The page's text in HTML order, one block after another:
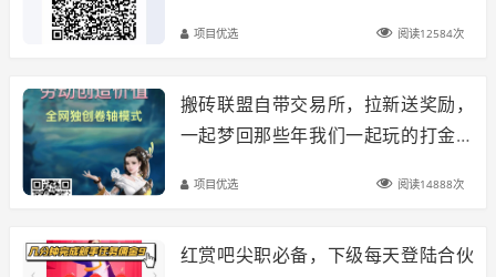
项目优选 阅读12584次
搬砖联盟自带交易所，拉新送奖励，
一起梦回那些年我们一起玩的打金游
项目优选 阅读14888次
红赏吧尖职必备，下级每天登陆合伙